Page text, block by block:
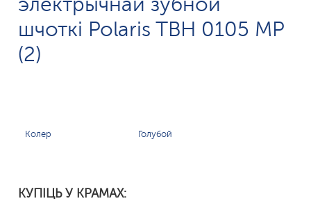
шчоткі Polaris TBH 0105 MP
(2)
Колер Голубой
КУПІЦЬ У КРАМАХ: